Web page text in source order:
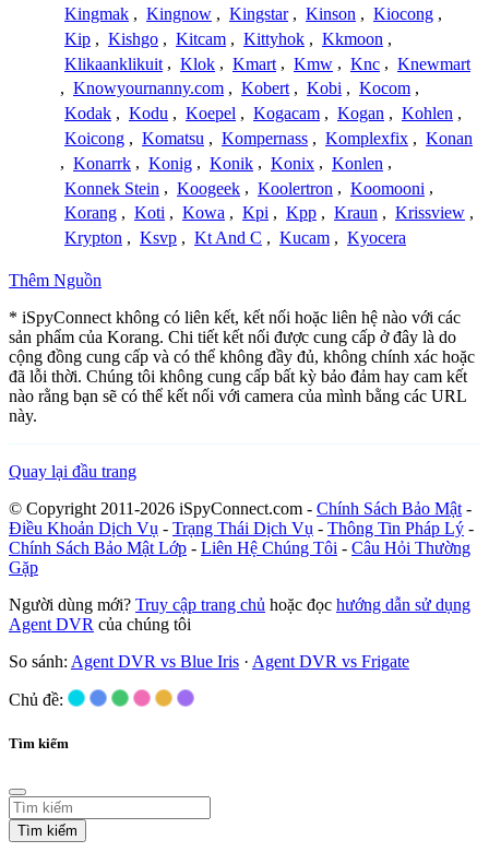
Kingmak , Kingnow , Kingstar , Kinson , Kiocong ,
Kip , Kishgo , Kitcam , Kittyhok , Kkmoon ,
Klikaanklikuit , Klok , Kmart , Kmw , Knc , Knewmart
, Knowyournanny.com , Kobert , Kobi , Kocom ,
Kodak , Kodu , Koepel , Kogacam , Kogan , Kohlen ,
Koicong , Komatsu , Kompernass , Komplexfix , Konan
, Konarrk , Konig , Konik , Konix , Konlen ,
Konnek Stein , Koogeek , Koolertron , Koomooni ,
Korang , Koti , Kowa , Kpi , Kpp , Kraun , Krissview ,
Krypton , Ksvp , Kt And C , Kucam , Kyocera
Thêm Nguồn
* iSpyConnect không có liên kết, kết nối hoặc liên hệ nào với các
sản phẩm của Korang. Chi tiết kết nối được cung cấp ở đây là do
cộng đồng cung cấp và có thể không đầy đủ, không chính xác hoặc
đã lỗi thời. Chúng tôi không cung cấp bất kỳ bảo đảm hay cam kết
nào rằng bạn sẽ có thể kết nối với camera của mình bằng các URL
này.
Quay lại đầu trang
© Copyright 2011-2026 iSpyConnect.com - Chính Sách Bảo Mật -
Điều Khoản Dịch Vụ - Trạng Thái Dịch Vụ - Thông Tin Pháp Lý -
Chính Sách Bảo Mật Lớp - Liên Hệ Chúng Tôi - Câu Hỏi Thường
Gặp
Người dùng mới? Truy cập trang chủ hoặc đọc hướng dẫn sử dụng
Agent DVR của chúng tôi
So sánh: Agent DVR vs Blue Iris · Agent DVR vs Frigate
Chủ đề:
Tìm kiếm
Tìm kiếm